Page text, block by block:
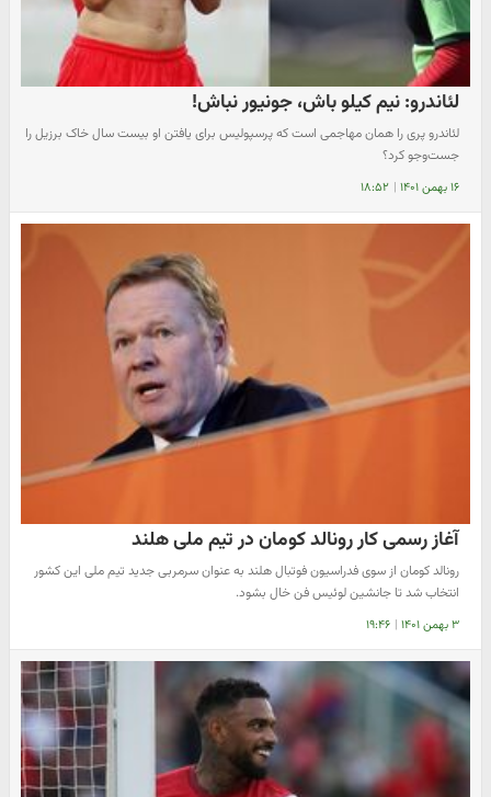
لئاندرو: نیم کیلو باش، جونیور نباش!
لئاندرو پری را همان مهاجمی است که پرسپولیس برای یافتن او بیست سال خاک برزیل را
جست‌وجو کرد؟
۱۶ بهمن ۱۴۰۱ | ۱۸:۵۲
آغاز رسمی کار رونالد کومان در تیم ملی هلند
رونالد کومان از سوی فدراسیون فوتبال هلند به عنوان سرمربی جدید تیم ملی این کشور
انتخاب شد تا جانشین لوئیس فن خال بشود.
۳ بهمن ۱۴۰۱ | ۱۹:۴۶